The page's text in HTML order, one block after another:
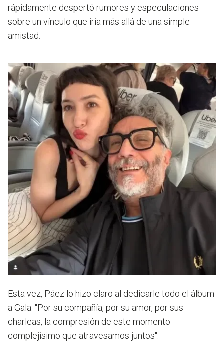
rápidamente despertó rumores y especulaciones
sobre un vínculo que iría más allá de una simple
amistad.
Esta vez, Páez lo hizo claro al dedicarle todo el álbum
a Gala: "Por su compañía, por su amor, por sus
charleas, la compresión de este momento
complejísimo que atravesamos juntos".